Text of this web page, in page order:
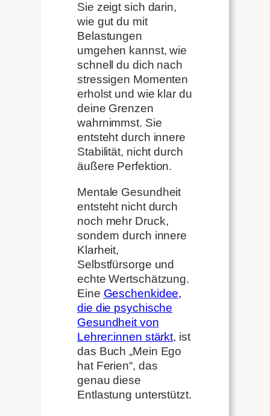
Sie zeigt sich darin,
wie gut du mit
Belastungen
umgehen kannst, wie
schnell du dich nach
stressigen Momenten
erholst und wie klar du
deine Grenzen
wahrnimmst. Sie
entsteht durch innere
Stabilität, nicht durch
äußere Perfektion.
Mentale Gesundheit
entsteht nicht durch
noch mehr Druck,
sondern durch innere
Klarheit,
Selbstfürsorge und
echte Wertschätzung.
Eine Geschenkidee,
die die psychische
Gesundheit von
Lehrer:innen stärkt, ist
das Buch „Mein Ego
hat Ferien“, das
genau diese
Entlastung unterstützt.